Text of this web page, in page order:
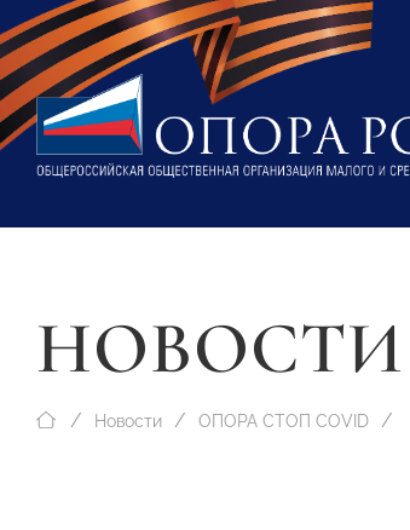
НОВОСТИ
Новости ОПОРА СТОП COVID